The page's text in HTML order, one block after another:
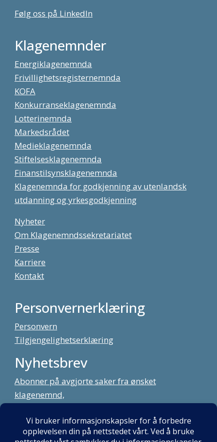
Følg oss på LinkedIn
Klagenemnder
Energiklagenemnda
Frivillighetsregisternemnda
KOFA
Konkurranseklagenemnda
Lotterinemnda
Markedsrådet
Medieklagenemnda
Stiftelsesklagenemnda
Finanstilsynsklagenemnda
Klagenemnda for godkjenning av utenlandsk
utdanning og yrkesgodkjenning
Nyheter
Om Klagenemndssekretariatet
Presse
Karriere
Kontakt
Personvernerklæring
Personvern
Tilgjengelighetserklæring
Nyhetsbrev
Abonner på avgjorte saker fra ønsket
klagenemnd,